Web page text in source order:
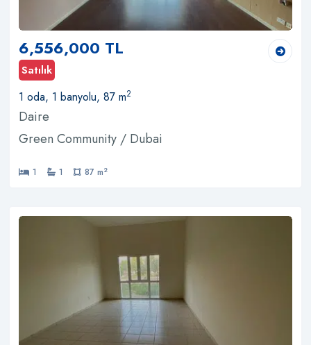
6,556,000 TL
Satılık
1 oda, 1 banyolu, 87 m2
Daire
Green Community / Dubai
1 1 87 m2